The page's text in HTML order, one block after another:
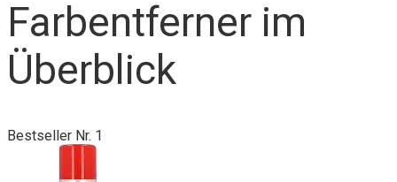
Farbentferner im
Überblick
Bestseller Nr. 1